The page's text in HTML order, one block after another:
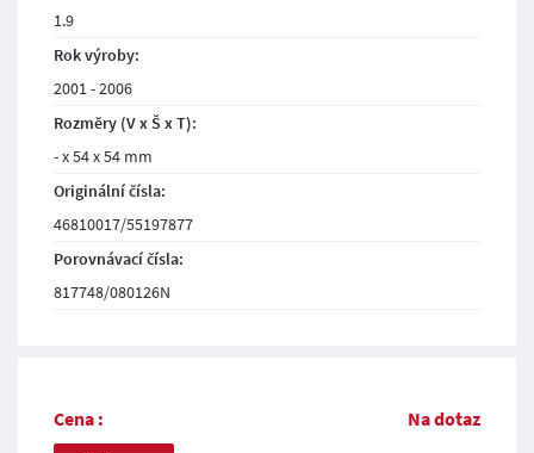
1.9
Rok výroby:
2001 - 2006
Rozměry (V x Š x T):
- x 54 x 54 mm
Originální čísla:
46810017/55197877
Porovnávací čísla:
817748/080126N
Cena : Na dotaz